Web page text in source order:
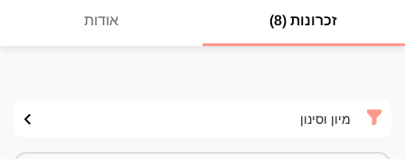
זכרונות (8) אודות
מיון וסינון